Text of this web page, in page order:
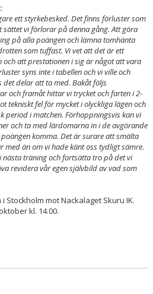
ett styrkebesked. Det finns förluster som
vi förlorar på denna gång. Att göra
på alla poängen och lämna tomhänta
som tuffast. Vi vet att det är ett
att prestationen i sig är något att vara
syns inte i tabellen och vi ville och
delar att ta med. Bakåt följs
och framåt hittar vi trycket och farten i 2-
tekniskt fel för mycket i olyckliga lägen och
period i matchen. Förhoppningsvis kan vi
och ta med lärdomarna in i de avgörande
komma. Det är surare att smälta
med än om vi hade känt oss tydligt sämre.
träning och fortsätta tro på det vi
revidera vår egen självbild av vad som
mot Nackalaget Skuru IK.
kl. 14.00.